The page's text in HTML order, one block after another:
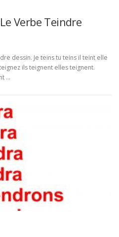
Verbe Teindre
dessin. Je teins tu teins il teint elle
ils teignent elles teignent.
…